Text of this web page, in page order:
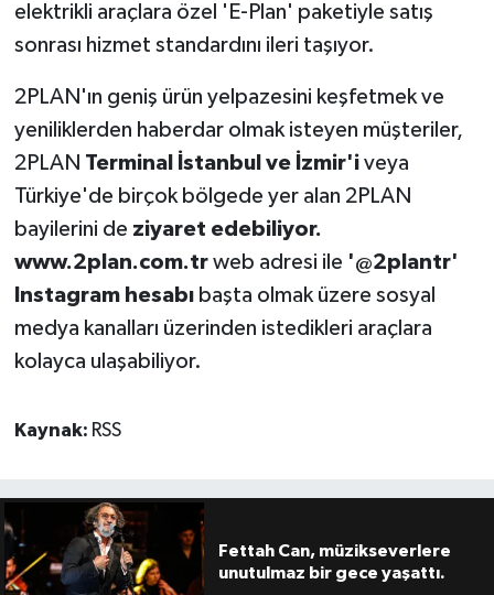
elektrikli araçlara özel 'E-Plan' paketiyle satış
sonrası hizmet standardını ileri taşıyor.
2PLAN'ın geniş ürün yelpazesini keşfetmek ve
yeniliklerden haberdar olmak isteyen müşteriler,
2PLAN Terminal İstanbul ve İzmir'i veya
Türkiye'de birçok bölgede yer alan 2PLAN
bayilerini de ziyaret edebiliyor.
www.2plan.com.tr web adresi ile '@2plantr'
Instagram hesabıbaşta olmak üzere sosyal
medya kanalları üzerinden istedikleri araçlara
kolayca ulaşabiliyor.
Kaynak: RSS
Fettah Can, müzikseverlere
unutulmaz bir gece yaşattı.